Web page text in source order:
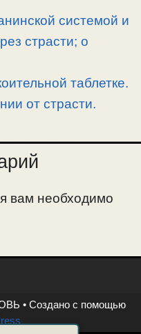
системой и
страсти; о
таблетке.
от страсти.
вам необходимо
• Создано с помощью